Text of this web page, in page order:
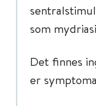
som
Det finnes
er